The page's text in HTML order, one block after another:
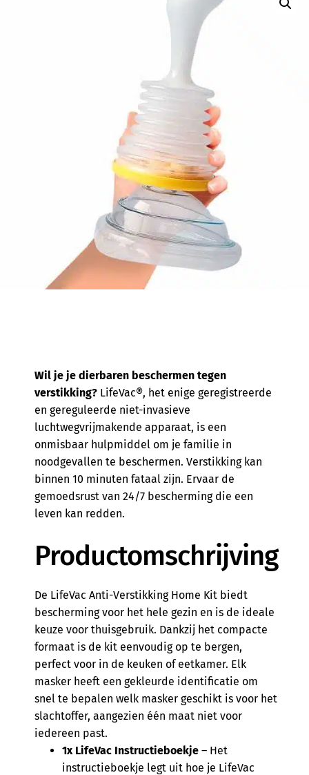
Wil je je dierbaren beschermen tegen
verstikking? LifeVac®, het enige geregistreerde
en gereguleerde niet-invasieve
luchtwegvrijmakende apparaat, is een
onmisbaar hulpmiddel om je familie in
noodgevallen te beschermen. Verstikking kan
binnen 10 minuten fataal zijn. Ervaar de
gemoedsrust van 24/7 bescherming die een
leven kan redden.
Productomschrijving
De LifeVac Anti-Verstikking Home Kit biedt
bescherming voor het hele gezin en is de ideale
keuze voor thuisgebruik. Dankzij het compacte
formaat is de kit eenvoudig op te bergen,
perfect voor in de keuken of eetkamer. Elk
masker heeft een gekleurde identificatie om
snel te bepalen welk masker geschikt is voor het
slachtoffer, aangezien één maat niet voor
iedereen past.
1x LifeVac Instructieboekje – Het
instructieboekje legt uit hoe je LifeVac